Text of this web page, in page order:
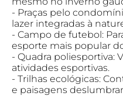
- Praças pelo
lazer integradas à
- Campo de futebol:
esporte mais popular
- Quadra poliesportiva:
atividades esportivas.
- Trilhas ecológicas:
e paisagens